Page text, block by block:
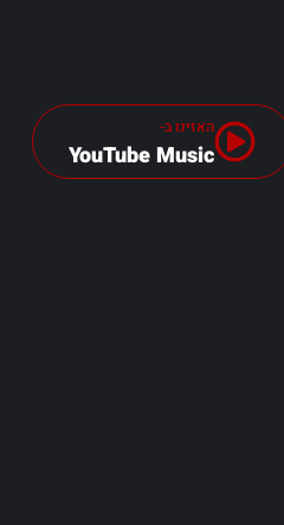
האזינו ב-
YouTube Music